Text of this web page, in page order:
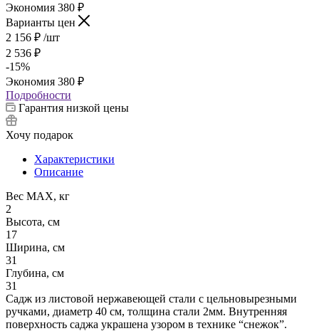
Экономия 380 ₽
Варианты цен
2 156 ₽ /шт
2 536 ₽
-15%
Экономия 380 ₽
Подробности
Гарантия низкой цены
Хочу подарок
Характеристики
Описание
Вес МАХ, кг
2
Высота, см
17
Ширина, см
31
Глубина, см
31
Садж из листовой нержавеющей стали с цельновырезными
ручками, диаметр 40 см, толщина стали 2мм. Внутренняя
поверхность саджа украшена узором в технике “снежок”.